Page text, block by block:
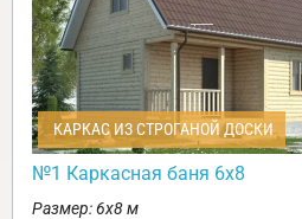
КАРКАС ИЗ СТРОГАНОЙ ДОСКИ
№1 Каркасная баня 6х8
Размер: 6х8 м